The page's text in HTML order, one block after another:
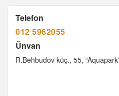
Telefon
012 5962055
Ünvan
R.Behbudov küç., 55,